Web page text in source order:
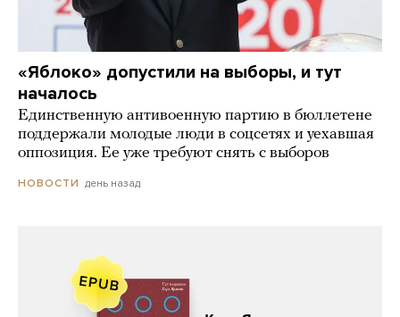
«Яблоко» допустили на выборы, и тут
началось
Единственную антивоенную партию в бюллетене
поддержали молодые люди в соцсетях и уехавшая
оппозиция. Ее уже требуют снять с выборов
НОВОСТИ день назад